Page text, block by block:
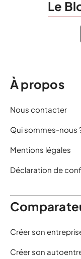
Le
À propos
Nous contacter
Qui sommes-nous
Mentions légales
Déclaration de
Créer son
Créer son